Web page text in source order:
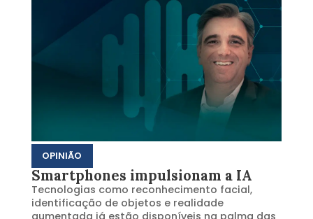
OPINIÃO
Smartphones impulsionam a IA
Tecnologias como reconhecimento facial,
identificação de objetos e realidade